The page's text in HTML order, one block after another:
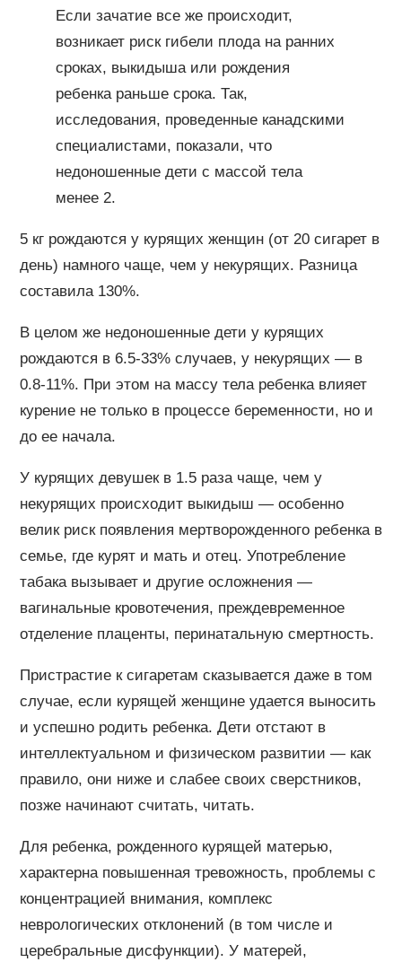
Если зачатие все же происходит,
возникает риск гибели плода на ранних
сроках, выкидыша или рождения
ребенка раньше срока. Так,
исследования, проведенные канадскими
специалистами, показали, что
недоношенные дети с массой тела
менее 2.
5 кг рождаются у курящих женщин (от 20 сигарет в
день) намного чаще, чем у некурящих. Разница
составила 130%.
В целом же недоношенные дети у курящих
рождаются в 6.5-33% случаев, у некурящих — в
0.8-11%. При этом на массу тела ребенка влияет
курение не только в процессе беременности, но и
до ее начала.
У курящих девушек в 1.5 раза чаще, чем у
некурящих происходит выкидыш — особенно
велик риск появления мертворожденного ребенка в
семье, где курят и мать и отец. Употребление
табака вызывает и другие осложнения —
вагинальные кровотечения, преждевременное
отделение плаценты, перинатальную смертность.
Пристрастие к сигаретам сказывается даже в том
случае, если курящей женщине удается выносить
и успешно родить ребенка. Дети отстают в
интеллектуальном и физическом развитии — как
правило, они ниже и слабее своих сверстников,
позже начинают считать, читать.
Для ребенка, рожденного курящей матерью,
характерна повышенная тревожность, проблемы с
концентрацией внимания, комплекс
неврологических отклонений (в том числе и
церебральные дисфункции). У матерей,